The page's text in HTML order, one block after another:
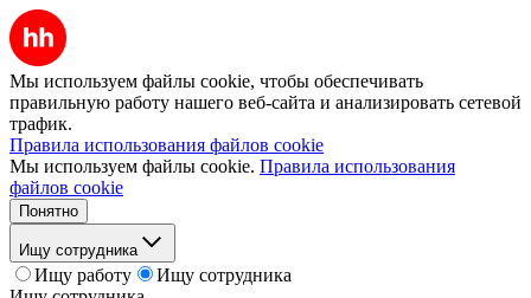
Мы используем файлы cookie, чтобы обеспечивать
правильную работу нашего веб-сайта и анализировать сетевой
трафик.
Правила использования файлов cookie
Мы используем файлы cookie. Правила использования
файлов cookie
Понятно
Ищу сотрудника
Ищу работу
Ищу сотрудника